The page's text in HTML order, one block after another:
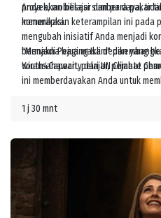
proyek, mobilisasi sumber daya,
komunikasi.
Anda akan belajar dari para pakar
menerapkan keterampilan ini pada
mengubah inisiatif Anda menjadi
bermakna bagi masa depan yang
wirausahawan, pelajar, pejabat
ini memberdayakan Anda untuk
"Menjadi Pejuang Iklim"
Youth4Capacity dari UN Climate
1 j 30 mnt